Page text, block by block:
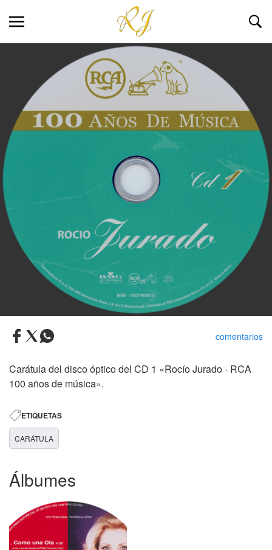
comentarios
Carátula del disco óptico del CD 1 «Rocío Jurado - RCA
100 años de música».
ETIQUETAS
CARÁTULA
Álbumes